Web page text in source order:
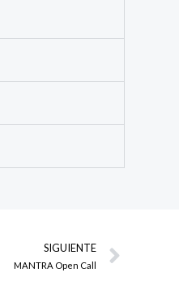
SIGUIENTE
MANTRA Open Call